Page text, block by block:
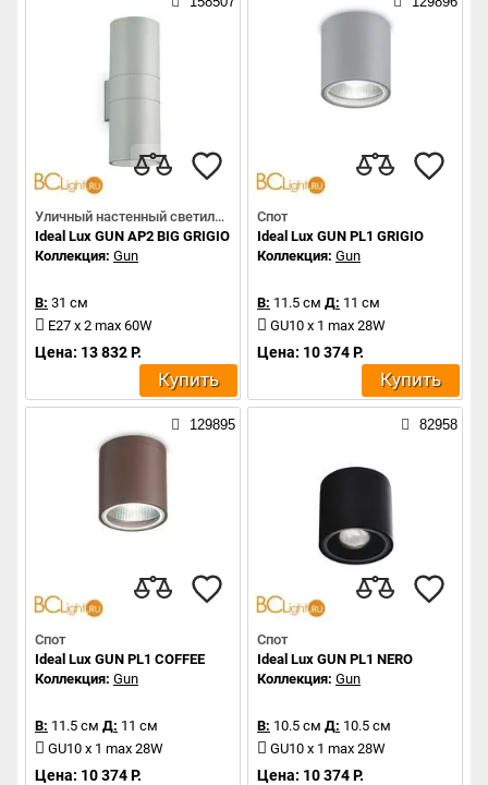
Уличный настенный светильник
Ideal Lux GUN AP2 BIG GRIGIO
Коллекция: Gun
В: 31 см
E27 x 2 max 60W
Цена: 13 832 Р.
Купить
Спот
Ideal Lux GUN PL1 GRIGIO
Коллекция: Gun
В: 11.5 см Д: 11 см
GU10 x 1 max 28W
Цена: 10 374 Р.
Купить
129895
Спот
Ideal Lux GUN PL1 COFFEE
Коллекция: Gun
В: 11.5 см Д: 11 см
GU10 x 1 max 28W
Цена: 10 374 Р.
82958
Спот
Ideal Lux GUN PL1 NERO
Коллекция: Gun
В: 10.5 см Д: 10.5 см
GU10 x 1 max 28W
Цена: 10 374 Р.